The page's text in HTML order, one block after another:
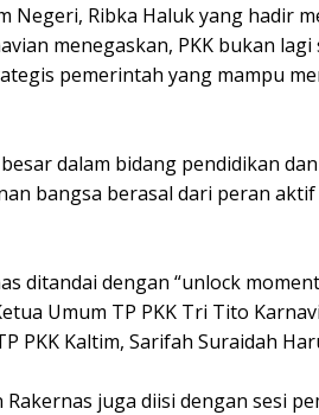
Negeri, Ribka Haluk yang hadir
menegaskan, PKK bukan
pemerintah yang mampu
dalam bidang pendidikan
bangsa berasal dari peran
ditandai dengan “unlock
Umum TP PKK Tri Tito
PKK Kaltim, Sarifah Suraidah
Rakernas juga diisi dengan sesi